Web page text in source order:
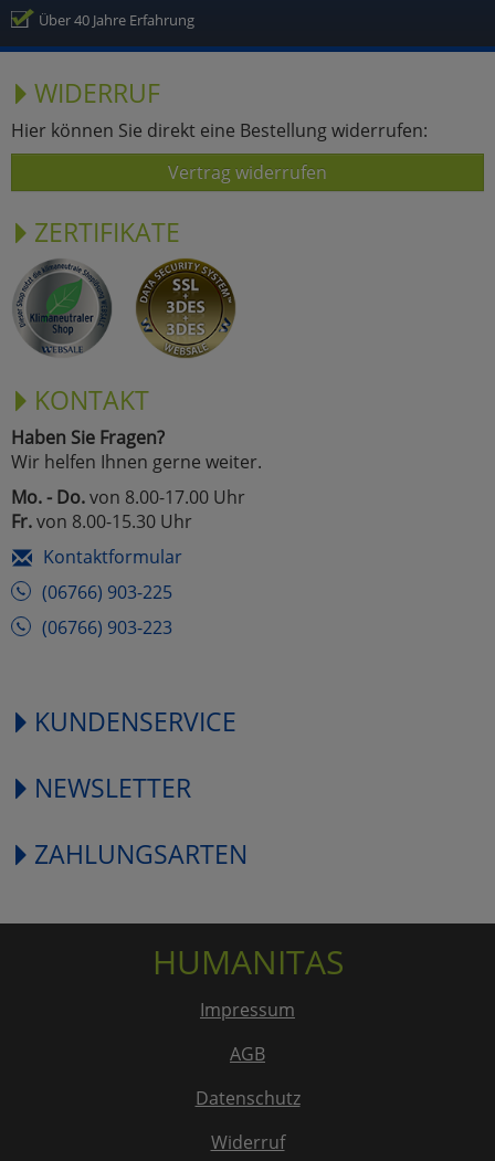
Über 40 Jahre Erfahrung
WIDERRUF
Hier können Sie direkt eine Bestellung widerrufen:
Vertrag widerrufen
ZERTIFIKATE
KONTAKT
Haben Sie Fragen?
Wir helfen Ihnen gerne weiter.
Mo. - Do.von 8.00-17.00 Uhr
Fr.von 8.00-15.30 Uhr
Kontaktformular
(06766) 903-225
(06766) 903-223
KUNDENSERVICE
NEWSLETTER
ZAHLUNGSARTEN
HUMANITAS
Impressum
AGB
Datenschutz
Widerruf